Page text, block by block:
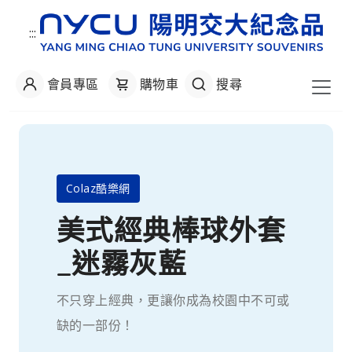
:::
會員專區 購物車 搜尋
College Collection
美式棒球夾克
全新設計款 NYCU Varsity Jacket 融合了
經典的學院風與現代潮流。